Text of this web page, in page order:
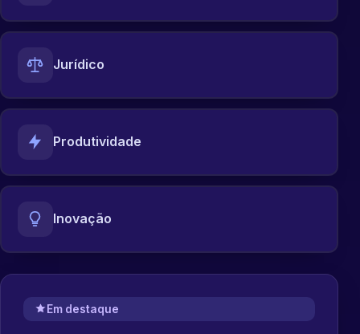
Jurídico
Produtividade
Inovação
Em destaque